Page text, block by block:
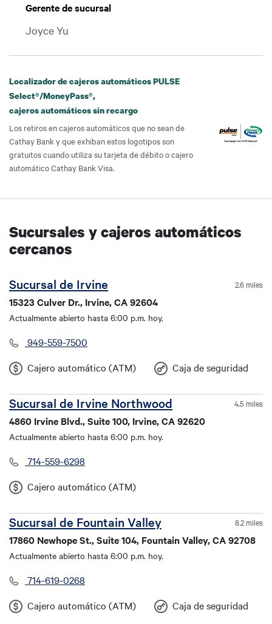
Gerente de sucursal
Joyce Yu
Localizador de cajeros automáticos PULSE
Select®/MoneyPass®,
cajeros automáticos sin recargo
Los retiros en cajeros automáticos que no sean de
Cathay Bank y que exhiban estos logotipos son
gratuitos cuando utiliza su tarjeta de débito o cajero
automático Cathay Bank Visa.
Sucursales y cajeros automáticos
cercanos
Sucursal de Irvine 2.6 miles
15323 Culver Dr., Irvine, CA 92604
Actualmente abierto hasta 6:00 p.m. hoy.
949-559-7500
Cajero automático (ATM)
Caja de seguridad
Sucursal de Irvine Northwood 4.5 miles
4860 Irvine Blvd., Suite 100, Irvine, CA 92620
Actualmente abierto hasta 6:00 p.m. hoy.
714-559-6298
Cajero automático (ATM)
Sucursal de Fountain Valley 8.2 miles
17860 Newhope St., Suite 104, Fountain Valley, CA 92708
Actualmente abierto hasta 6:00 p.m. hoy.
714-619-0268
Cajero automático (ATM)
Caja de seguridad